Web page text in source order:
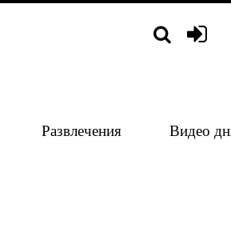
Развлечения Видео